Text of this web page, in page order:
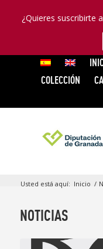
¿Quieres suscribirte
COLECCIÓN
Usted está aquí: Inicio /
NOTICIAS